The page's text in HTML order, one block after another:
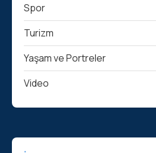
Spor
Turizm
Yaşam ve Portreler
Video